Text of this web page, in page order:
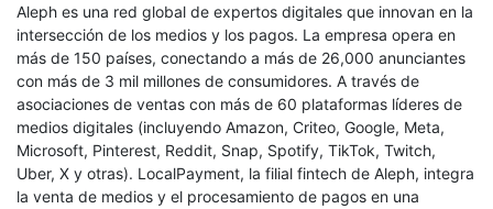
Aleph es una red global de expertos digitales que innovan en la
intersección de los medios y los pagos. La empresa opera en
más de 150 países, conectando a más de 26,000 anunciantes
con más de 3 mil millones de consumidores. A través de
asociaciones de ventas con más de 60 plataformas líderes de
medios digitales (incluyendo Amazon, Criteo, Google, Meta,
Microsoft, Pinterest, Reddit, Snap, Spotify, TikTok, Twitch,
Uber, X y otras). LocalPayment, la filial fintech de Aleph, integra
la venta de medios y el procesamiento de pagos en una